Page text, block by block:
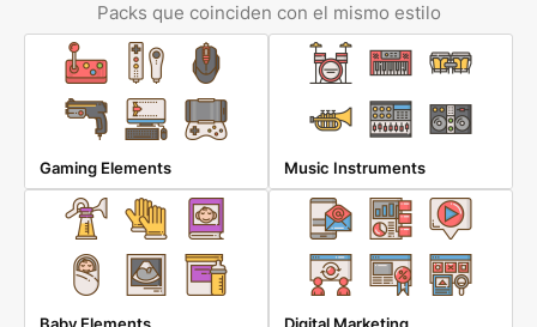
Packs que coinciden con el mismo estilo
Gaming Elements Music Instruments